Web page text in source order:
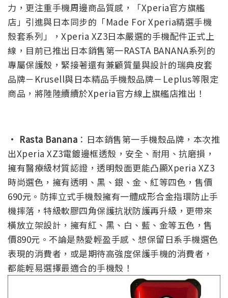
力，更注重手機周邊商品質感，「Xperia官方旗艦
店」引進與日本同步的「Made For Xperia精選手機
殼套系列」，Xperia XZ3日本嚴選的手機配件正式上
線，目前已推出日本銷售第一RASTA BANANA系列的
專屬保護殼，緊接著還有兼顧質量與設計的瑞典皮套
品牌－Krusell與日本精品手機殼品牌－Leplus等限定
商品，將陸陸續續於Xperia官方線上旗艦店推出！
· Rasta Banana ：日本銷售第一手機殼品牌，本次推
出Xperia XZ3電鍍邊框透殼，安全、耐用、抗磨損，
擁有醫療級材質認證，透明殼面更能凸顯Xperia XZ3
時尚選色，擁有透明、黑、銀、金、紅等四色，售價
690元。防摔立式手機殼擁有一體成形合金指環防止手
機摔落，特級軟膠四角保護抗狀防護再升級，更帶來
橫放立架設計，擁有紅、黑、白、藍、金等五色，售
價890元。不論是熱愛輕盈手感、想保留日系手機選色
表現的消費者，或是期待高強度保護手機的消費者，
都能輕易選擇最適合的手機殼！